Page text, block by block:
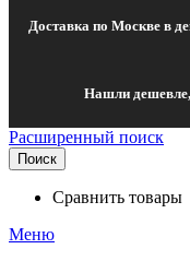
Доставка по Москве в
Нашли дешевле,
Расширенный поиск
Поиск
Сравнить товары
Меню